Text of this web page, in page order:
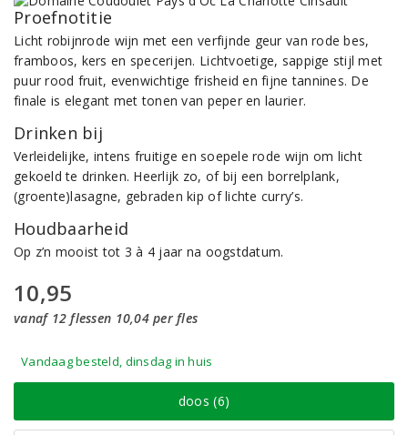
Proefnotitie
Licht robijnrode wijn met een verfijnde geur van rode bes,
framboos, kers en specerijen. Lichtvoetige, sappige stijl met
puur rood fruit, evenwichtige frisheid en fijne tannines. De
finale is elegant met tonen van peper en laurier.
Drinken bij
Verleidelijke, intens fruitige en soepele rode wijn om licht
gekoeld te drinken. Heerlijk zo, of bij een borrelplank,
(groente)lasagne, gebraden kip of lichte curry’s.
Houdbaarheid
Op z’n mooist tot 3 à 4 jaar na oogstdatum.
10,95
vanaf 12 flessen 10,04 per fles
Vandaag besteld, dinsdag in huis
doos (6)